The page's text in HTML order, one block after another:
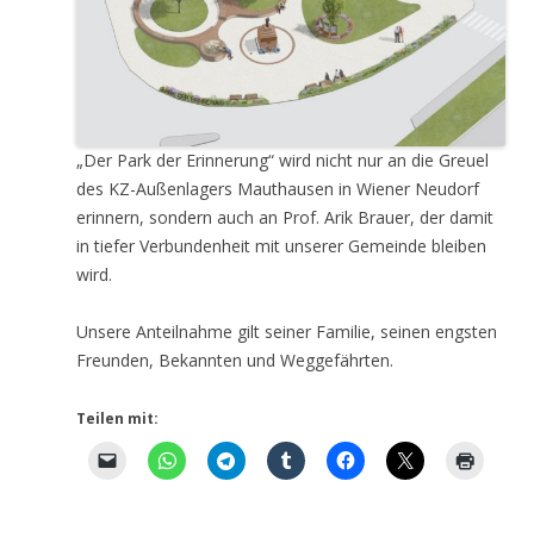
„Der Park der Erinnerung“ wird nicht nur an die Greuel
des KZ-Außenlagers Mauthausen in Wiener Neudorf
erinnern, sondern auch an Prof. Arik Brauer, der damit
in tiefer Verbundenheit mit unserer Gemeinde bleiben
wird.
Unsere Anteilnahme gilt seiner Familie, seinen engsten
Freunden, Bekannten und Weggefährten.
Teilen mit: